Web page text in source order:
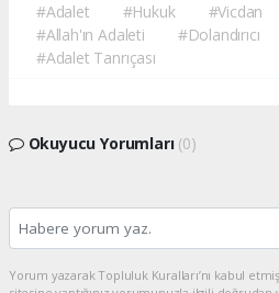
#Adalet #Hukuk #Vicdan
#Allah'ın Adaleti
#Dolandırıcı
#Adalet Tanrıçası
Okuyucu Yorumları (0)
Yorum yazarak Topluluk Kuralları’nı kabul